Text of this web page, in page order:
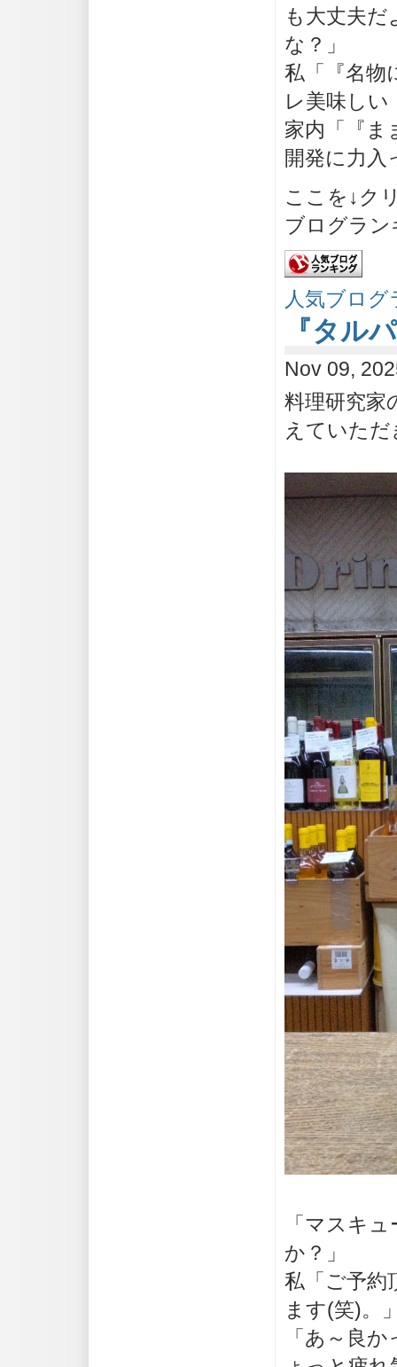
も大丈夫
な？」
私「『名物
レ美味しい
家内「『ま
開発に力入
ここを↓ク
ブログラン
人気ブロ
『タル
Nov 09,
料理研究家
えていた
「マスキ
か？」
私「ご予約
ます(笑)。
「あ～良